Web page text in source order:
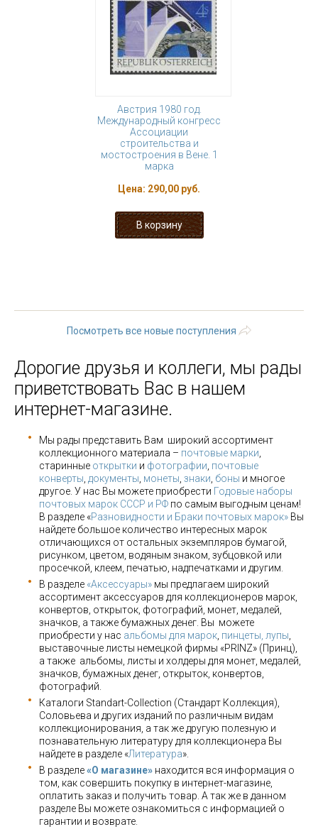
Австрия 1980 год.
Международный конгресс
Ассоциации
строительства и
мостостроения в Вене. 1
марка
Цена: 290,00 руб.
Посмотреть все новые поступления
Дорогие друзья и коллеги, мы рады
приветствовать Вас в нашем
интернет-магазине.
Мы рады представить Вам широкий ассортимент
коллекционного материала – почтовые марки
старинные открытки и фотографии почтовые
конверты документы монеты знаки боны и многое
другое. У нас Вы можете приобрести Годовые наборы
почтовых марок СССР и РФ по самым выгодным ценам!
В разделе «Разновидности и Браки почтовых марок» Вы
найдете большое количество интересных марок
отличающихся от остальных экземпляров бумагой,
рисунком, цветом, водяным знаком, зубцовкой или
просечкой, клеем, печатью, надпечатками и другим.
В разделе «Аксессуары» мы предлагаем широкий
ассортимент аксессуаров для коллекционеров марок,
конвертов, открыток, фотографий, монет, медалей,
значков, а также бумажных денег. Вы можете
приобрести у нас альбомы для марок пинцеты, лупы
выставочные листы немецкой фирмы «PRINZ» (Принц),
а также альбомы, листы и холдеры для монет, медалей,
значков, бумажных денег, открыток, конвертов,
фотографий.
Каталоги Standart-Collection (Стандарт Коллекция),
Соловьева и других изданий по различным видам
коллекционирования, а так же другую полезную и
познавательную литературу для коллекционера Вы
найдете в разделе «Литература».
В разделе«О магазине» находится вся информация о
том, как совершить покупку в интернет-магазине,
оплатить заказ и получить товар. А так же в данном
разделе Вы можете ознакомиться с информацией о
гарантии и возврате.